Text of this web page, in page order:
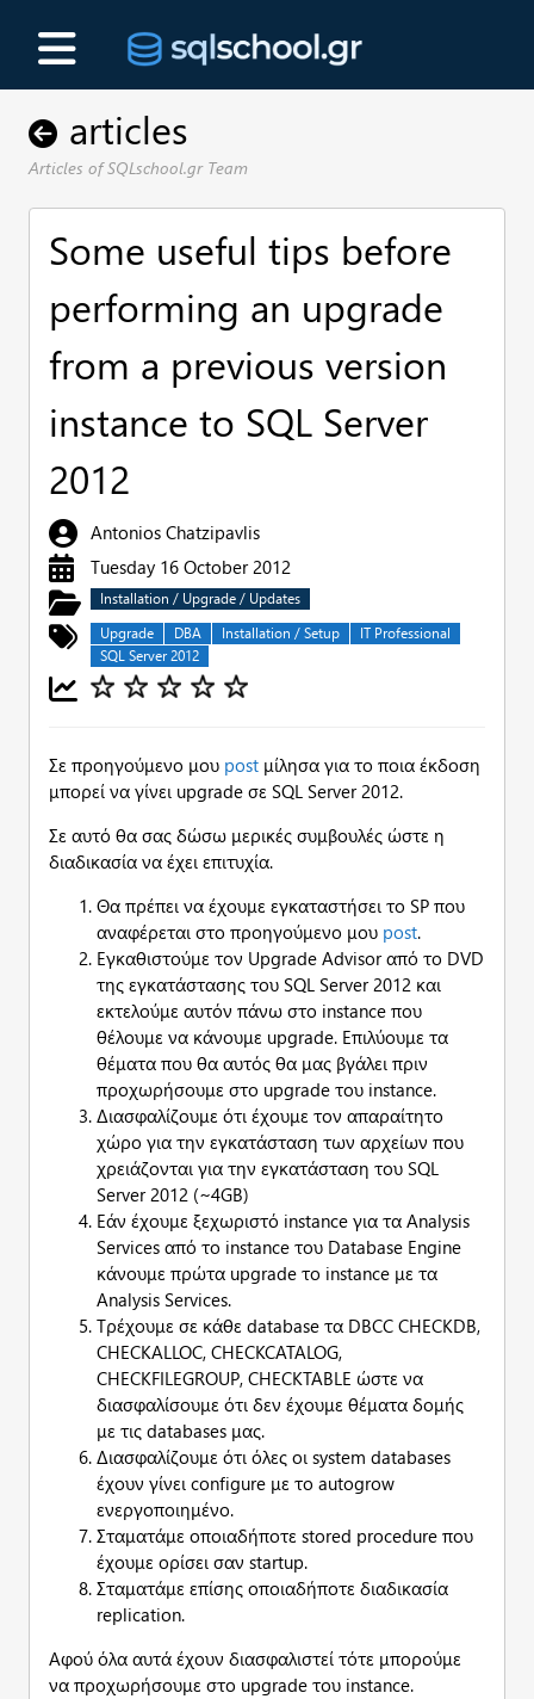
articles
Articles of SQLschool.gr Team
Some useful tips before
performing an upgrade
from a previous version
instance to SQL Server
2012
Antonios Chatzipavlis
Tuesday 16 October 2012
Installation / Upgrade / Updates
Upgrade
DBA Installation / Setup
IT Professional
SQL Server 2012
Σε προηγούμενο μου post μίλησα για το ποια έκδοση
μπορεί να γίνει upgrade σε SQL Server 2012.
Σε αυτό θα σας δώσω μερικές συμβουλές ώστε η
διαδικασία να έχει επιτυχία.
Θα πρέπει να έχουμε εγκαταστήσει το SP που
αναφέρεται στο προηγούμενο μου post.
Εγκαθιστούμε τον Upgrade Advisor από το DVD
της εγκατάστασης του SQL Server 2012 και
εκτελούμε αυτόν πάνω στο instance που
θέλουμε να κάνουμε upgrade. Επιλύουμε τα
θέματα που θα αυτός θα μας βγάλει πριν
προχωρήσουμε στο upgrade του instance.
Διασφαλίζουμε ότι έχουμε τον απαραίτητο
χώρο για την εγκατάσταση των αρχείων που
χρειάζονται για την εγκατάσταση του SQL
Server 2012 (~4GB)
Εάν έχουμε ξεχωριστό instance για τα Analysis
Services από το instance του Database Engine
κάνουμε πρώτα upgrade το instance με τα
Analysis Services.
Τρέχουμε σε κάθε database τα DBCC CHECKDB,
CHECKALLOC, CHECKCATALOG,
CHECKFILEGROUP, CHECKTABLE ώστε να
διασφαλίσουμε ότι δεν έχουμε θέματα δομής
με τις databases μας.
Διασφαλίζουμε ότι όλες οι system databases
έχουν γίνει configure με το autogrow
ενεργοποιημένο.
Σταματάμε οποιαδήποτε stored procedure που
έχουμε ορίσει σαν startup.
Σταματάμε επίσης οποιαδήποτε διαδικασία
replication.
Αφού όλα αυτά έχουν διασφαλιστεί τότε μπορούμε
να προχωρήσουμε στο upgrade του instance.